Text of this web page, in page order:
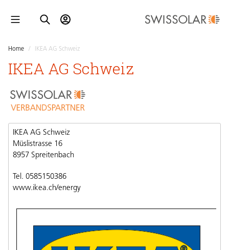
Home / IKEA AG Schweiz
IKEA AG Schweiz
IKEA AG Schweiz
Müslistrasse 16
8957 Spreitenbach
Tel. 0585150386
www.ikea.ch/energy